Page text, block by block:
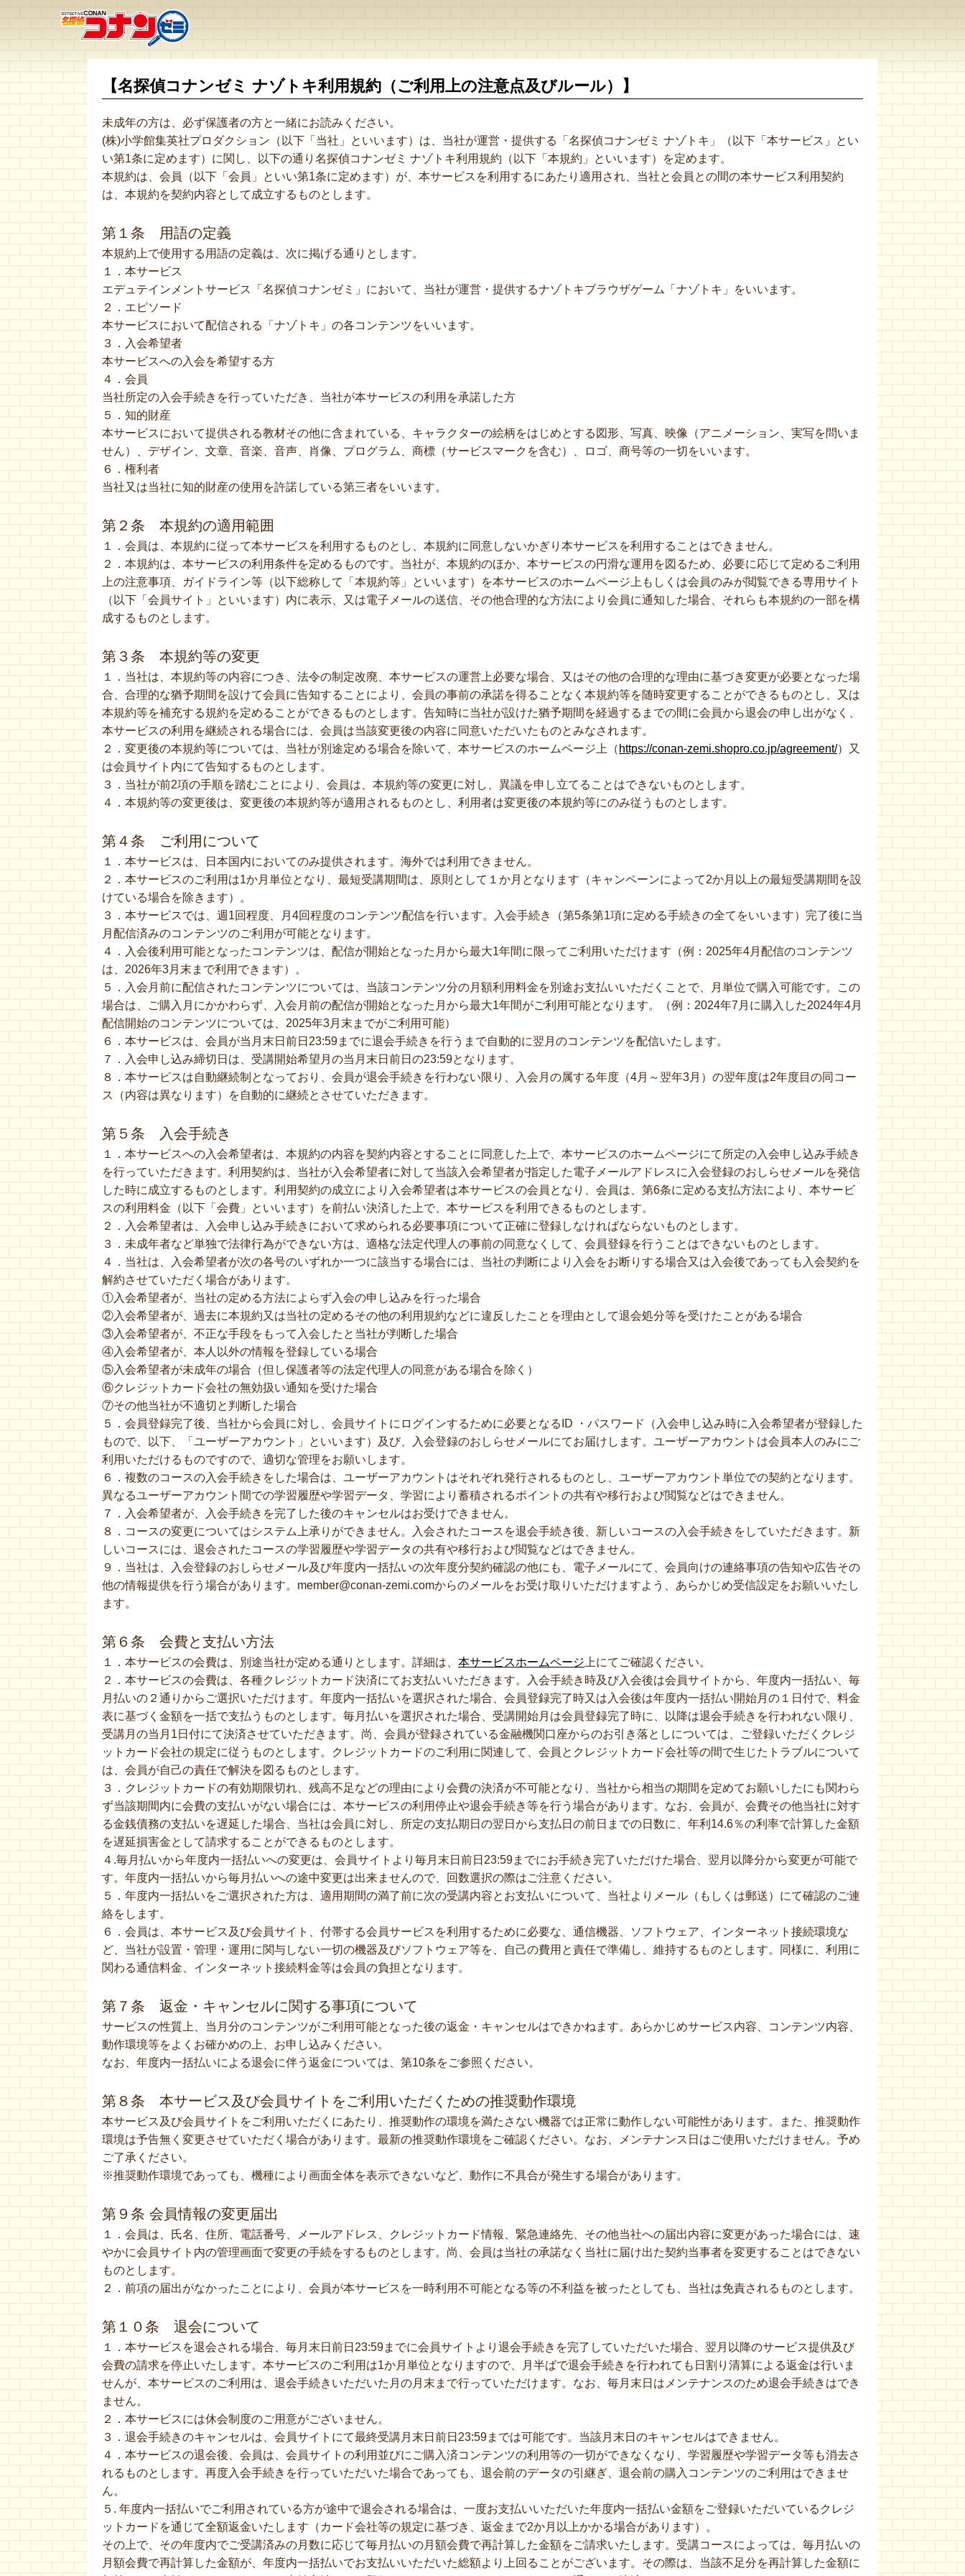
【名探偵コナンゼミ ナゾトキ利用規約（ご利用上の注意点及びルール）】
未成年の方は、必ず保護者の方と一緒にお読みください。
(株)小学館集英社プロダクション（以下「当社」といいます）は、当社が運営・提供する「名探偵コナンゼミ ナゾトキ」（以下「本サービス」とい
い第1条に定めます）に関し、以下の通り名探偵コナンゼミ ナゾトキ利用規約（以下「本規約」といいます）を定めます。
本規約は、会員（以下「会員」といい第1条に定めます）が、本サービスを利用するにあたり適用され、当社と会員との間の本サービス利用契約
は、本規約を契約内容として成立するものとします。
第１条 用語の定義
本規約上で使用する用語の定義は、次に掲げる通りとします。
１．本サービス
エデュテインメントサービス「名探偵コナンゼミ」において、当社が運営・提供するナゾトキブラウザゲーム「ナゾトキ」をいいます。
２．エピソード
本サービスにおいて配信される「ナゾトキ」の各コンテンツをいいます。
３．入会希望者
本サービスへの入会を希望する方
４．会員
当社所定の入会手続きを行っていただき、当社が本サービスの利用を承諾した方
５．知的財産
本サービスにおいて提供される教材その他に含まれている、キャラクターの絵柄をはじめとする図形、写真、映像（アニメーション、実写を問いま
せん）、デザイン、文章、音楽、音声、肖像、プログラム、商標（サービスマークを含む）、ロゴ、商号等の一切をいいます。
６．権利者
当社又は当社に知的財産の使用を許諾している第三者をいいます。
第２条 本規約の適用範囲
１．会員は、本規約に従って本サービスを利用するものとし、本規約に同意しないかぎり本サービスを利用することはできません。
２．本規約は、本サービスの利用条件を定めるものです。当社が、本規約のほか、本サービスの円滑な運用を図るため、必要に応じて定めるご利用
上の注意事項、ガイドライン等（以下総称して「本規約等」といいます）を本サービスのホームページ上もしくは会員のみが閲覧できる専用サイト
（以下「会員サイト」といいます）内に表示、又は電子メールの送信、その他合理的な方法により会員に通知した場合、それらも本規約の一部を構
成するものとします。
第３条 本規約等の変更
１．当社は、本規約等の内容につき、法令の制定改廃、本サービスの運営上必要な場合、又はその他の合理的な理由に基づき変更が必要となった場
合、合理的な猶予期間を設けて会員に告知することにより、会員の事前の承諾を得ることなく本規約等を随時変更することができるものとし、又は
本規約等を補充する規約を定めることができるものとします。告知時に当社が設けた猶予期間を経過するまでの間に会員から退会の申し出がなく、
本サービスの利用を継続される場合には、会員は当該変更後の内容に同意いただいたものとみなされます。
２．変更後の本規約等については、当社が別途定める場合を除いて、本サービスのホームページ上（ https://conan-zemi.shopro.co.jp/agreement/）又
は会員サイト内にて告知するものとします。
３．当社が前2項の手順を踏むことにより、会員は、本規約等の変更に対し、異議を申し立てることはできないものとします。
４．本規約等の変更後は、変更後の本規約等が適用されるものとし、利用者は変更後の本規約等にのみ従うものとします。
第４条 ご利用について
１．本サービスは、日本国内においてのみ提供されます。海外では利用できません。
２．本サービスのご利用は1か月単位となり、最短受講期間は、原則として１か月となります（キャンペーンによって2か月以上の最短受講期間を設
けている場合を除きます）。
３．本サービスでは、週1回程度、月4回程度のコンテンツ配信を行います。入会手続き（第5条第1項に定める手続きの全てをいいます）完了後に当
月配信済みのコンテンツのご利用が可能となります。
４．入会後利用可能となったコンテンツは、配信が開始となった月から最大1年間に限ってご利用いただけます（例：2025年4月配信のコンテンツ
は、2026年3月末まで利用できます）。
５．入会月前に配信されたコンテンツについては、当該コンテンツ分の月額利用料金を別途お支払いいただくことで、月単位で購入可能です。この
場合は、ご購入月にかかわらず、入会月前の配信が開始となった月から最大1年間がご利用可能となります。（例：2024年7月に購入した2024年4月
配信開始のコンテンツについては、2025年3月末までがご利用可能）
６．本サービスは、会員が当月末日前日23:59までに退会手続きを行うまで自動的に翌月のコンテンツを配信いたします。
７．入会申し込み締切日は、受講開始希望月の当月末日前日の23:59となります。
８．本サービスは自動継続制となっており、会員が退会手続きを行わない限り、入会月の属する年度（4月～翌年3月）の翌年度は2年度目の同コー
ス（内容は異なります）を自動的に継続とさせていただきます。
第５条 入会手続き
１．本サービスへの入会希望者は、本規約の内容を契約内容とすることに同意した上で、本サービスのホームページにて所定の入会申し込み手続き
を行っていただきます。利用契約は、当社が入会希望者に対して当該入会希望者が指定した電子メールアドレスに入会登録のおしらせメールを発信
した時に成立するものとします。利用契約の成立により入会希望者は本サービスの会員となり、会員は、第6条に定める支払方法により、本サービ
スの利用料金（以下「会費」といいます）を前払い決済した上で、本サービスを利用できるものとします。
２．入会希望者は、入会申し込み手続きにおいて求められる必要事項について正確に登録しなければならないものとします。
３．未成年者など単独で法律行為ができない方は、適格な法定代理人の事前の同意なくして、会員登録を行うことはできないものとします。
４．当社は、入会希望者が次の各号のいずれか一つに該当する場合には、当社の判断により入会をお断りする場合又は入会後であっても入会契約を
解約させていただく場合があります。
①入会希望者が、当社の定める方法によらず入会の申し込みを行った場合
②入会希望者が、過去に本規約又は当社の定めるその他の利用規約などに違反したことを理由として退会処分等を受けたことがある場合
③入会希望者が、不正な手段をもって入会したと当社が判断した場合
④入会希望者が、本人以外の情報を登録している場合
⑤入会希望者が未成年の場合（但し保護者等の法定代理人の同意がある場合を除く）
⑥クレジットカード会社の無効扱い通知を受けた場合
⑦その他当社が不適切と判断した場合
５．会員登録完了後、当社から会員に対し、会員サイトにログインするために必要となるID ・パスワード（入会申し込み時に入会希望者が登録した
もので、以下、「ユーザーアカウント」といいます）及び、入会登録のおしらせメールにてお届けします。ユーザーアカウントは会員本人のみにご
利用いただけるものですので、適切な管理をお願いします。
６．複数のコースの入会手続きをした場合は、ユーザーアカウントはそれぞれ発行されるものとし、ユーザーアカウント単位での契約となります。
異なるユーザーアカウント間での学習履歴や学習データ、学習により蓄積されるポイントの共有や移行および閲覧などはできません。
７．入会希望者が、入会手続きを完了した後のキャンセルはお受けできません。
８．コースの変更についてはシステム上承りができません。入会されたコースを退会手続き後、新しいコースの入会手続きをしていただきます。新
しいコースには、退会されたコースの学習履歴や学習データの共有や移行および閲覧などはできません。
９．当社は、入会登録のおしらせメール及び年度内一括払いの次年度分契約確認の他にも、電子メールにて、会員向けの連絡事項の告知や広告その
他の情報提供を行う場合があります。member@conan-zemi.comからのメールをお受け取りいただけますよう、あらかじめ受信設定をお願いいたし
ます。
第６条 会費と支払い方法
１．本サービスの会費は、別途当社が定める通りとします。詳細は、 本サービスホームページ 上にてご確認ください。
２．本サービスの会費は、各種クレジットカード決済にてお支払いいただきます。入会手続き時及び入会後は会員サイトから、年度内一括払い、毎
月払いの２通りからご選択いただけます。年度内一括払いを選択された場合、会員登録完了時又は入会後は年度内一括払い開始月の１日付で、料金
表に基づく金額を一括で支払うものとします。毎月払いを選択された場合、受講開始月は会員登録完了時に、以降は退会手続きを行われない限り、
受講月の当月1日付にて決済させていただきます。尚、会員が登録されている金融機関口座からのお引き落としについては、ご登録いただくクレジ
ットカード会社の規定に従うものとします。クレジットカードのご利用に関連して、会員とクレジットカード会社等の間で生じたトラブルについて
は、会員が自己の責任で解決を図るものとします。
３．クレジットカードの有効期限切れ、残高不足などの理由により会費の決済が不可能となり、当社から相当の期間を定めてお願いしたにも関わら
ず当該期間内に会費の支払いがない場合には、本サービスの利用停止や退会手続き等を行う場合があります。なお、会員が、会費その他当社に対す
る金銭債務の支払いを遅延した場合、当社は会員に対し、所定の支払期日の翌日から支払日の前日までの日数に、年利14.6％の利率で計算した金額
を遅延損害金として請求することができるものとします。
４.毎月払いから年度内一括払いへの変更は、会員サイトより毎月末日前日23:59までにお手続き完了いただけた場合、翌月以降分から変更が可能で
す。年度内一括払いから毎月払いへの途中変更は出来ませんので、回数選択の際はご注意ください。
５．年度内一括払いをご選択された方は、適用期間の満了前に次の受講内容とお支払いについて、当社よりメール（もしくは郵送）にて確認のご連
絡をします。
６．会員は、本サービス及び会員サイト、付帯する会員サービスを利用するために必要な、通信機器、ソフトウェア、インターネット接続環境な
ど、当社が設置・管理・運用に関与しない一切の機器及びソフトウェア等を、自己の費用と責任で準備し、維持するものとします。同様に、利用に
関わる通信料金、インターネット接続料金等は会員の負担となります。
第７条 返金・キャンセルに関する事項について
サービスの性質上、当月分のコンテンツがご利用可能となった後の返金・キャンセルはできかねます。あらかじめサービス内容、コンテンツ内容、
動作環境等をよくお確かめの上、お申し込みください。
なお、年度内一括払いによる退会に伴う返金については、第10条をご参照ください。
第８条 本サービス及び会員サイトをご利用いただくための推奨動作環境
本サービス及び会員サイトをご利用いただくにあたり、推奨動作の環境を満たさない機器では正常に動作しない可能性があります。また、推奨動作
環境は予告無く変更させていただく場合があります。最新の推奨動作環境をご確認ください。なお、メンテナンス日はご使用いただけません。予め
ご了承ください。
※推奨動作環境であっても、機種により画面全体を表示できないなど、動作に不具合が発生する場合があります。
第９条 会員情報の変更届出
１．会員は、氏名、住所、電話番号、メールアドレス、クレジットカード情報、緊急連絡先、その他当社への届出内容に変更があった場合には、速
やかに会員サイト内の管理画面で変更の手続をするものとします。尚、会員は当社の承諾なく当社に届け出た契約当事者を変更することはできない
ものとします。
２．前項の届出がなかったことにより、会員が本サービスを一時利用不可能となる等の不利益を被ったとしても、当社は免責されるものとします。
第１０条 退会について
１．本サービスを退会される場合、毎月末日前日23:59までに会員サイトより退会手続きを完了していただいた場合、翌月以降のサービス提供及び
会費の請求を停止いたします。本サービスのご利用は1か月単位となりますので、月半ばで退会手続きを行われても日割り清算による返金は行いま
せんが、本サービスのご利用は、退会手続きいただいた月の月末まで行っていただけます。なお、毎月末日はメンテナンスのため退会手続きはでき
ません。
２．本サービスには休会制度のご用意がございません。
３．退会手続きのキャンセルは、会員サイトにて最終受講月末日前日23:59までは可能です。当該月末日のキャンセルはできません。
４．本サービスの退会後、会員は、会員サイトの利用並びにご購入済コンテンツの利用等の一切ができなくなり、学習履歴や学習データ等も消去さ
れるものとします。再度入会手続きを行っていただいた場合であっても、退会前のデータの引継ぎ、退会前の購入コンテンツのご利用はできませ
ん。
５. 年度内一括払いでご利用されている方が途中で退会される場合は、一度お支払いいただいた年度内一括払い金額をご登録いただいているクレジ
ットカードを通じて全額返金いたします（カード会社等の規定に基づき、返金まで2か月以上かかる場合があります）。
その上で、その年度内でご受講済みの月数に応じて毎月払いの月額会費で再計算した金額をご請求いたします。受講コースによっては、毎月払いの
月額会費で再計算した金額が、年度内一括払いでお支払いいただいた総額より上回ることがございます。その際は、当該不足分を再計算した金額に